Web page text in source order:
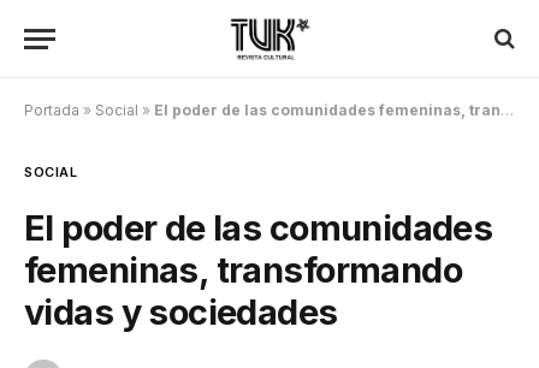
Portada » Social » El poder de las comunidades femeninas, transformando vidas y sociedades
SOCIAL
El poder de las comunidades
femeninas, transformando
vidas y sociedades